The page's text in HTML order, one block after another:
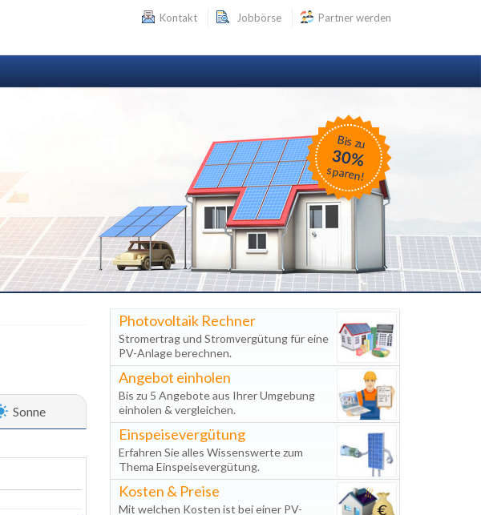
Kontakt Jobbörse Partner werden
Bis zu
30%
sparen!
Sonne
Photovoltaik Rechner
Stromertrag und Stromvergütung für eine
PV-Anlage berechnen.
Angebot einholen
Bis zu 5 Angebote aus Ihrer Umgebung
einholen & vergleichen.
Einspeisevergütung
Erfahren Sie alles Wissenswerte zum
Thema Einspeisevergütung.
Kosten & Preise
Mit welchen Kosten ist bei einer PV-